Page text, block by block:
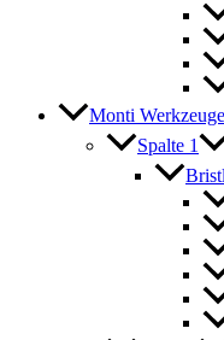
Monti
Spalte 1